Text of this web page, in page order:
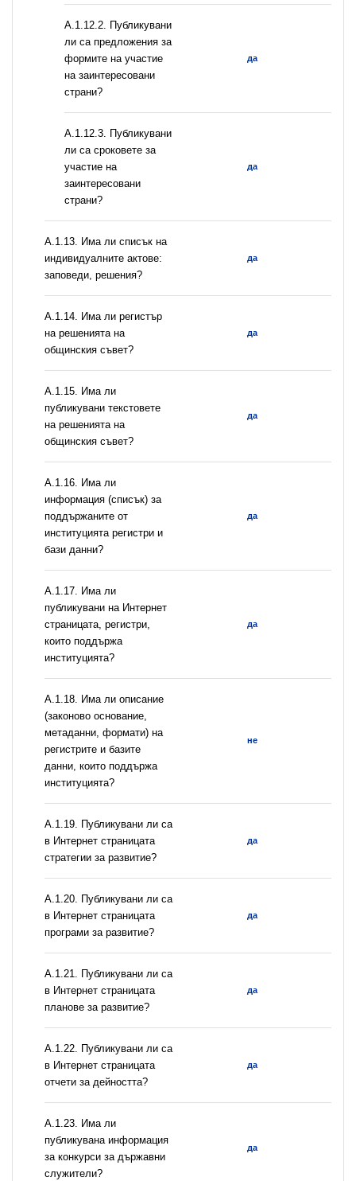
А.1.12.2. Публикувани
ли са предложения за
формите на участие
на заинтересовани
страни?
да
А.1.12.3. Публикувани
ли са сроковете за
участие на
заинтересовани
страни?
да
А.1.13. Има ли списък на
индивидуалните актове:
заповеди, решения?
да
А.1.14. Има ли регистър
на решенията на
общинския съвет?
да
А.1.15. Има ли
публикувани текстовете
на решенията на
общинския съвет?
да
А.1.16. Има ли
информация (списък) за
поддържаните от
институцията регистри и
бази данни?
да
А.1.17. Има ли
публикувани на Интернет
страницата, регистри,
които поддържа
институцията?
да
А.1.18. Има ли описание
(законово основание,
метаданни, формати) на
регистрите и базите
данни, които поддържа
институцията?
не
А.1.19. Публикувани ли са
в Интернет страницата
стратегии за развитие?
да
А.1.20. Публикувани ли са
в Интернет страницата
програми за развитие?
да
А.1.21. Публикувани ли са
в Интернет страницата
планове за развитие?
да
А.1.22. Публикувани ли са
в Интернет страницата
отчети за дейността?
да
А.1.23. Има ли
публикувана информация
за конкурси за държавни
служители?
да